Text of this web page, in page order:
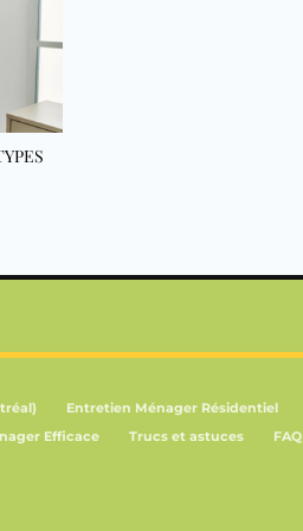
Entretien Ménager Résidentiel
Efficace
Trucs et astuces FAQ